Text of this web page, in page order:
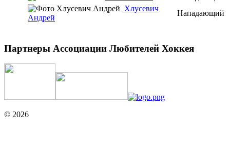
Хлусевич
Андрей
Нападающий
Партнеры Ассоциации Любителей Хоккея
© 2026